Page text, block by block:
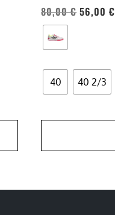
80,00€ 56,00€
40 40 2/3
prodotto